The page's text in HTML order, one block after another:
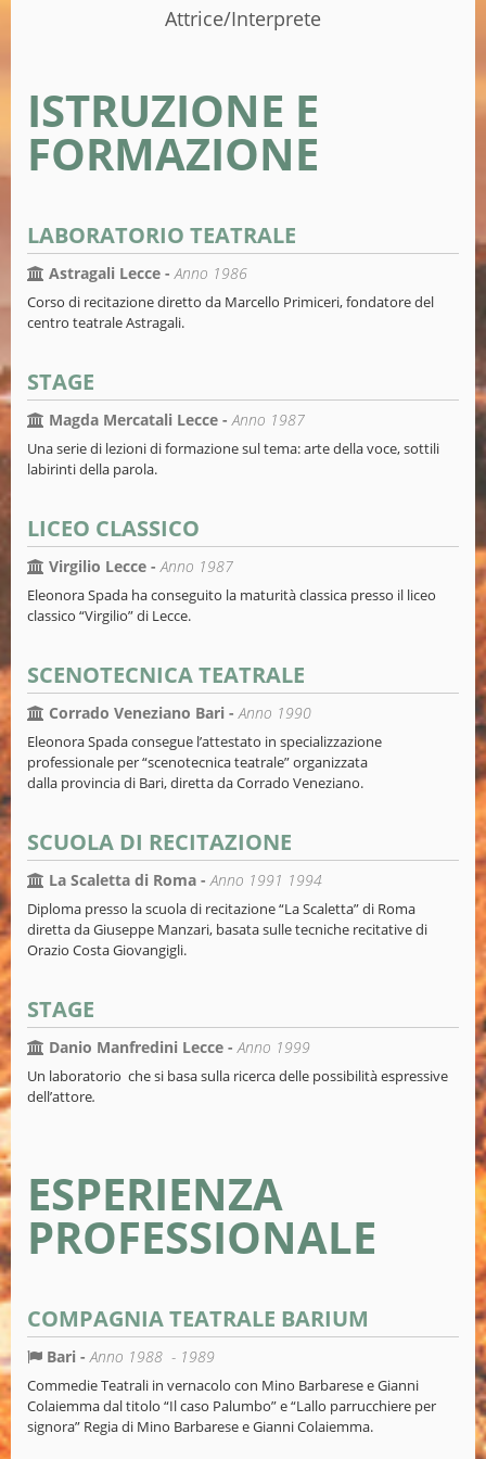
Attrice/Interprete
ISTRUZIONE E
FORMAZIONE
LABORATORIO TEATRALE
Astragali Lecce -Anno 1986
Corso di recitazione diretto da Marcello Primiceri, fondatore del
centro teatrale Astragali.
STAGE
Magda Mercatali Lecce -Anno 1987
Una serie di lezioni di formazione sul tema: arte della voce, sottili
labirinti della parola.
LICEO CLASSICO
Virgilio Lecce -Anno 1987
Eleonora Spada ha conseguito la maturità classica presso il liceo
classico “Virgilio” di Lecce.
SCENOTECNICA TEATRALE
Corrado Veneziano Bari -Anno 1990
Eleonora Spada consegue l’attestato in specializzazione
professionale per “scenotecnica teatrale” organizzata
dalla provincia di Bari, diretta da Corrado Veneziano.
SCUOLA DI RECITAZIONE
La Scaletta di Roma -Anno 1991 1994
Diploma presso la scuola di recitazione “La Scaletta” di Roma
diretta da Giuseppe Manzari, basata sulle tecniche recitative di
Orazio Costa Giovangigli.
STAGE
Danio Manfredini Lecce -Anno 1999
Un laboratorio che si basa sulla ricerca delle possibilità espressive
dell’attore.
ESPERIENZA
PROFESSIONALE
COMPAGNIA TEATRALE BARIUM
Bari -Anno 1988 - 1989
Commedie Teatrali in vernacolo con Mino Barbarese e Gianni
Colaiemma dal titolo “Il caso Palumbo” e “Lallo parrucchiere per
signora” Regia di Mino Barbarese e Gianni Colaiemma.